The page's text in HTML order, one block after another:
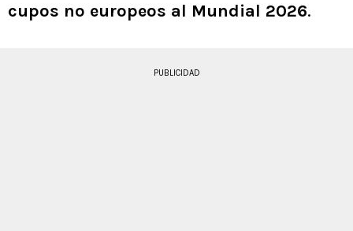
cupos no europeos al Mundial 2026.
PUBLICIDAD